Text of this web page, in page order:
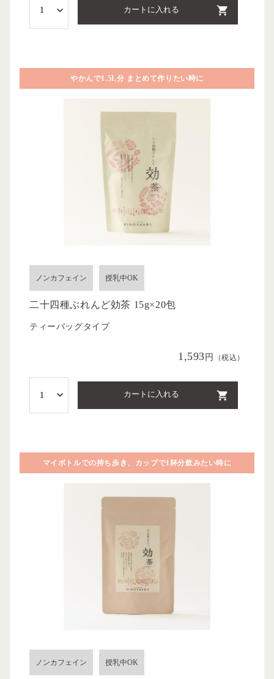
カートに入れる
やかんで1.5L分 まとめて作りたい時に
ノンカフェイン 授乳中OK
二十四種ぶれんど効茶 15g×20包
ティーバッグタイプ
1,593円 （税込）
カートに入れる
マイボトルでの持ち歩き、カップで1杯分飲みたい時に
ノンカフェイン 授乳中OK